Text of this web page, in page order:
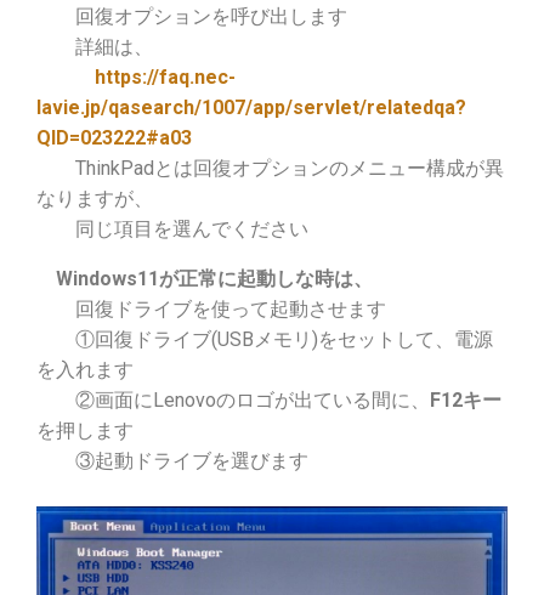
回復オプションを呼び出します
詳細は、
https://faq.nec-
lavie.jp/qasearch/1007/app/servlet/relatedqa?
QID=023222#a03
ThinkPadとは回復オプションのメニュー構成が異
なりますが、
同じ項目を選んでください
Windows11が正常に起動しな時は、
回復ドライブを使って起動させます
①回復ドライブ(USBメモリ)をセットして、電源
を入れます
②画面にLenovoのロゴが出ている間に、
F12キー
を押します
③起動ドライブを選びます